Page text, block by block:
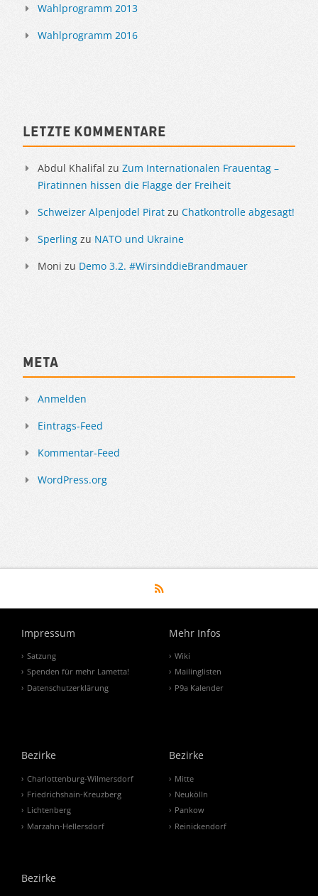
Wahlprogramm 2013
Wahlprogramm 2016
Letzte Kommentare
Abdul Khalifal zu Zum Internationalen Frauentag –
Piratinnen hissen die Flagge der Freiheit
Schweizer Alpenjodel Pirat zu Chatkontrolle abgesagt!
Sperling zu NATO und Ukraine
Moni zu Demo 3.2. #WirsinddieBrandmauer
Meta
Anmelden
Eintrags-Feed
Kommentar-Feed
WordPress.org
Impressum
Satzung
Spenden für mehr Lametta!
Datenschutzerklärung
Mehr Infos
Wiki
Mailinglisten
P9a Kalender
Bezirke
Charlottenburg-Wilmersdorf
Friedrichshain-Kreuzberg
Lichtenberg
Marzahn-Hellersdorf
Bezirke
Mitte
Neukölln
Pankow
Reinickendorf
Bezirke